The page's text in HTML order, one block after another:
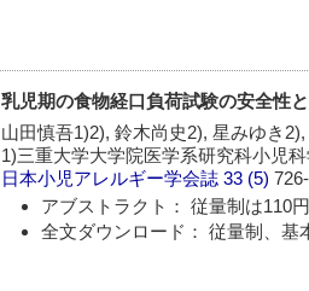
乳児期の食物経口負荷試験の安全性
山田慎吾1)2), 鈴木尚史2), 星みゆき
1)三重大学大学院医学系研究科小児
日本小児アレルギー学会誌 33 (5)
アブストラクト： 従量制は110
全文ダウンロード： 従量制、基